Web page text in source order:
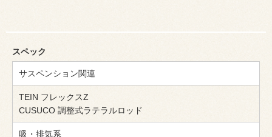
スペック
サスペンション関連
TEIN フレックスZ
CUSUCO 調整式ラテラルロッド
吸・排気系